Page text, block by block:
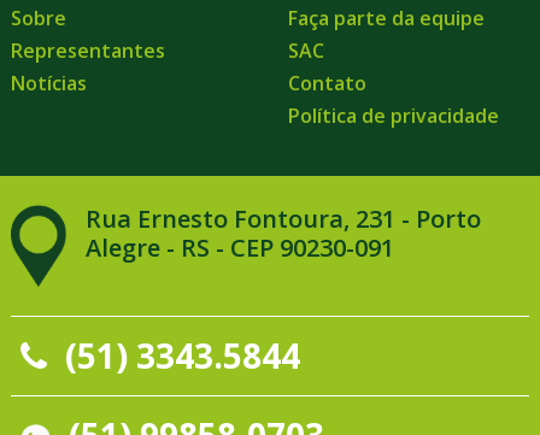
Sobre
Representantes
Notícias
Faça parte da equipe
SAC
Contato
Política de privacidade
Rua Ernesto Fontoura, 231 - Porto
Alegre - RS - CEP 90230-091
(51) 3343.5844